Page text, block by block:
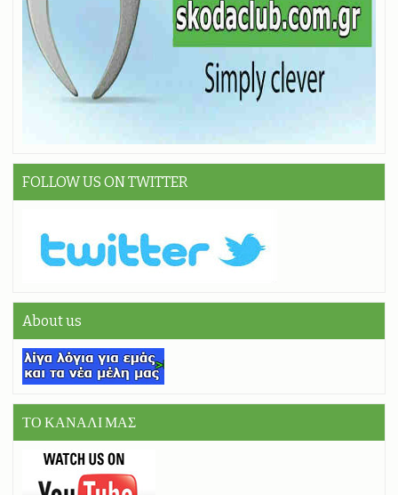
FOLLOW US ON TWITTER
About us
ΤΟ ΚΑΝΑΛΙ ΜΑΣ